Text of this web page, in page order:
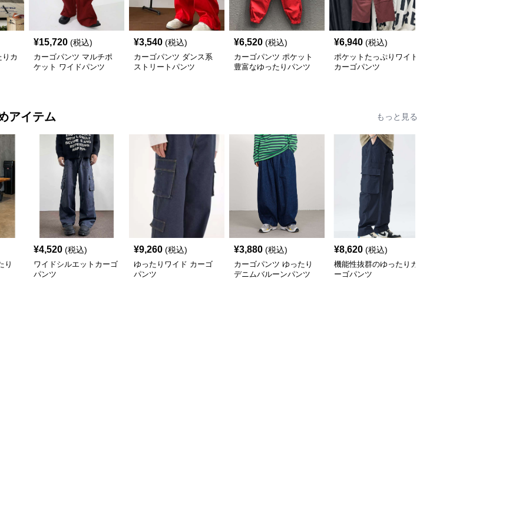
カ
¥15,720 (税込)
カーゴパンツ マルチポ
ケット ワイドパンツ
¥3,540 (税込)
カーゴパンツ ダンス系
ストリートパンツ
¥6,520 (税込)
カーゴパンツ ポケット
豊富なゆったりパンツ
¥6,940 (税込)
ポケットたっぷりワイド
カーゴパンツ
アイテム もっと見る
り
¥4,520 (税込)
ワイドシルエットカーゴ
パンツ
¥9,260 (税込)
ゆったりワイド カーゴ
パンツ
¥3,880 (税込)
カーゴパンツ ゆったり
デニムバルーンパンツ
¥8,620 (税込)
機能性抜群のゆったりカ
ーゴパンツ